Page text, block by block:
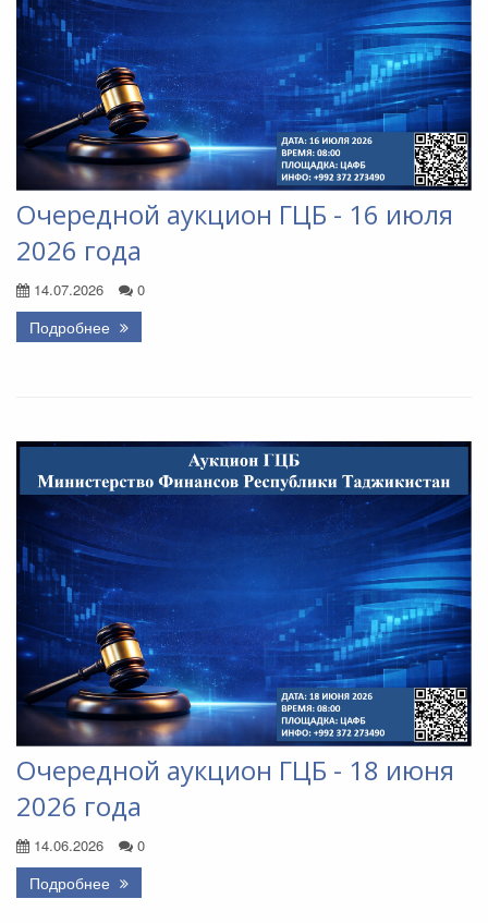
Очередной аукцион ГЦБ - 16 июля
2026 года
14.07.2026 0
Подробнее
Очередной аукцион ГЦБ - 18 июня
2026 года
14.06.2026 0
Подробнее